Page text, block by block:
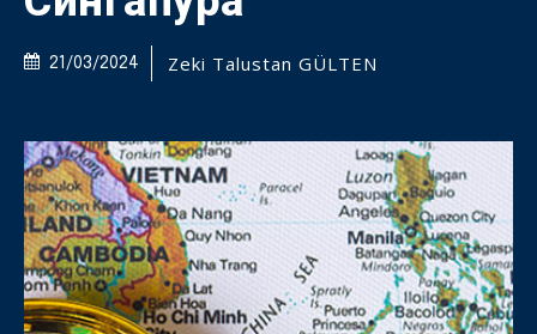
21/03/2024 Zeki Talustan GÜLTEN